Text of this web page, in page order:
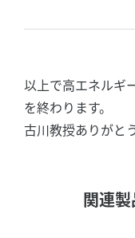
以上で高エネルギ
を終わります。
古川教授ありがと
関連